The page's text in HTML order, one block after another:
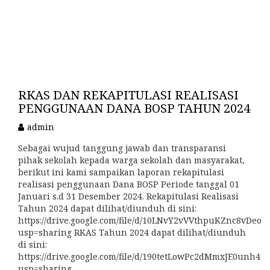
RKAS DAN REKAPITULASI REALISASI
PENGGUNAAN DANA BOSP TAHUN 2024
admin
Sebagai wujud tanggung jawab dan transparansi
pihak sekolah kepada warga sekolah dan masyarakat,
berikut ini kami sampaikan laporan rekapitulasi
realisasi penggunaan Dana BOSP Periode tanggal 01
Januari s.d 31 Desember 2024. Rekapitulasi Realisasi
Tahun 2024 dapat dilihat/diunduh di sini:
https://drive.google.com/file/d/
usp=sharing RKAS Tahun 2024 dapat dilihat/diunduh
di sini:
https://drive.google.com/file/d/